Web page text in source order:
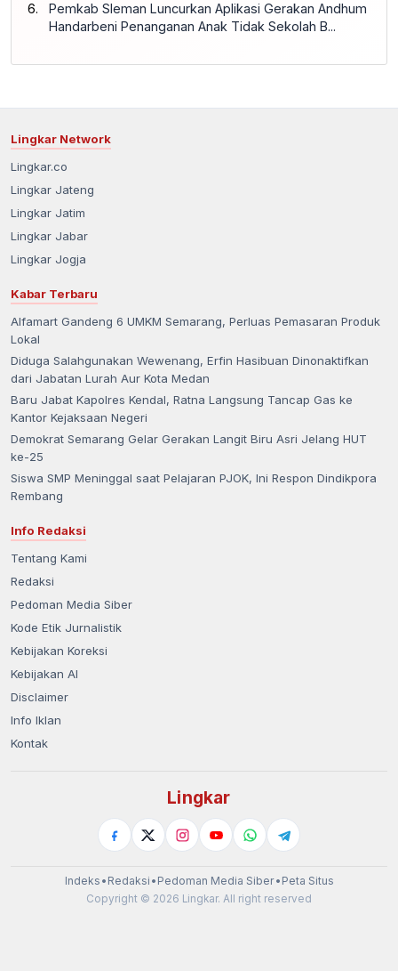
Pemkab Sleman Luncurkan Aplikasi Gerakan Andhum
Handarbeni Penanganan Anak Tidak Sekolah B...
Lingkar Network
Lingkar.co
Lingkar Jateng
Lingkar Jatim
Lingkar Jabar
Lingkar Jogja
Kabar Terbaru
Alfamart Gandeng 6 UMKM Semarang, Perluas Pemasaran Produk
Lokal
Diduga Salahgunakan Wewenang, Erfin Hasibuan Dinonaktifkan
dari Jabatan Lurah Aur Kota Medan
Baru Jabat Kapolres Kendal, Ratna Langsung Tancap Gas ke
Kantor Kejaksaan Negeri
Demokrat Semarang Gelar Gerakan Langit Biru Asri Jelang HUT
ke-25
Siswa SMP Meninggal saat Pelajaran PJOK, Ini Respon Dindikpora
Rembang
Info Redaksi
Tentang Kami
Redaksi
Pedoman Media Siber
Kode Etik Jurnalistik
Kebijakan Koreksi
Kebijakan AI
Disclaimer
Info Iklan
Kontak
Lingkar
Indeks • Redaksi • Pedoman Media Siber• Peta Situs
Copyright © 2026 Lingkar. All right reserved